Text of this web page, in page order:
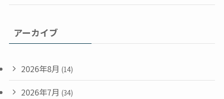
アーカイブ
2026年8月 (14)
2026年7月 (34)